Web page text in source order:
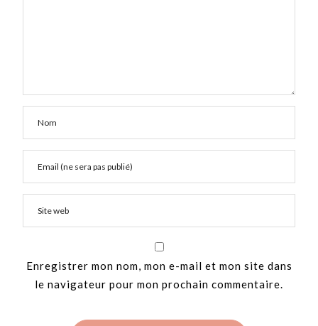
Enregistrer mon nom, mon e-mail et mon site dans
le navigateur pour mon prochain commentaire.